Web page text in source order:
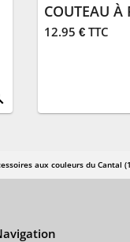
COUTEAU À
12.95 € TTC
aux couleurs du Cantal